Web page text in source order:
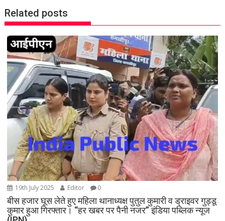
a
v
i
g
a
t
i
o
n
Related posts
19th July 2025 Editor 0
बीस हजार घूस लेते हुए महिला थानाध्यक्ष पुतुल कुमारी व ड्राइवर गुड्डू
कुमार हुआ गिरफ्तार। “हर खबर पर पैनी नजर” इंडिया पब्लिक न्यूज